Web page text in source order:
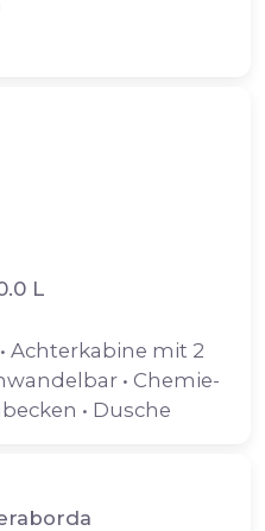
L
Achterkabine mit 2
• Chemie-
• Dusche